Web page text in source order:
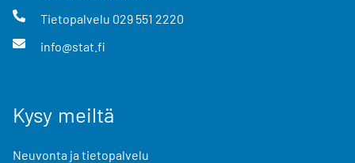
Tietopalvelu 029 551 2220
info@stat.fi
Kysy meiltä
Neuvonta ja tietopalvelu